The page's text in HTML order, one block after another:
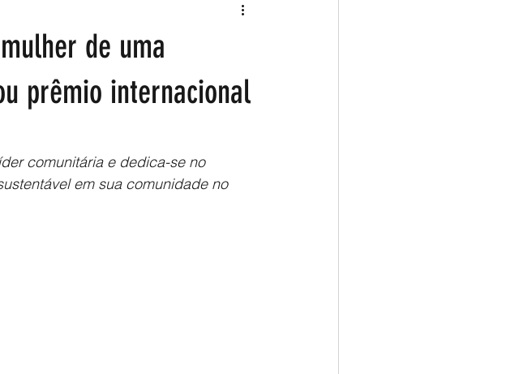
de uma
prêmio internacional
comunitária e dedica-se no
em sua comunidade no